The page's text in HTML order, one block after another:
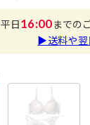
平日16:00までの
▶送料や翌